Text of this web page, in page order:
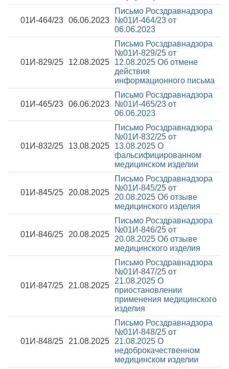
01И-464/23 06.06.2023
Письмо Росздравнадзора
№01И-464/23 от
06.06.2023
01И-829/25 12.08.2025
Письмо Росздравнадзора
№01И-829/25 от
12.08.2025 Об отмене
действия
информационного письма
01И-465/23 06.06.2023
Письмо Росздравнадзора
№01И-465/23 от
06.06.2023
01И-832/25 13.08.2025
Письмо Росздравнадзора
№01И-832/25 от
13.08.2025 О
фальсифицированном
медицинском изделии
01И-845/25 20.08.2025
Письмо Росздравнадзора
№01И-845/25 от
20.08.2025 Об отзыве
медицинского изделия
01И-846/25 20.08.2025
Письмо Росздравнадзора
№01И-846/25 от
20.08.2025 Об отзыве
медицинского изделия
01И-847/25 21.08.2025
Письмо Росздравнадзора
№01И-847/25 от
21.08.2025 О
приостановлении
применения медицинского
изделия
01И-848/25 21.08.2025
Письмо Росздравнадзора
№01И-848/25 от
21.08.2025 О
недоброкачественном
медицинском изделии